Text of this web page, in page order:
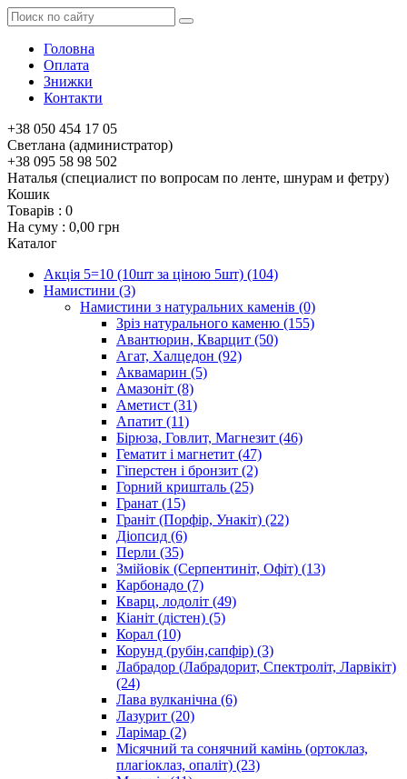
Головна
Оплата
Знижки
Контакти
+38 050 454 17 05
Светлана (администратор)
+38 095 58 98 502
Наталья (специалист по вопросам по ленте, шнурам и фетру)
Кошик
Товарів : 0
На суму : 0,00 грн
Каталог
Акція 5=10 (10шт за ціною 5шт) (104)
Намистини (3)
Намистини з натуральних каменів (0)
Зріз натурального каменю (155)
Авантюрин, Кварцит (50)
Агат, Халцедон (92)
Аквамарин (5)
Амазоніт (8)
Аметист (31)
Апатит (11)
Бірюза, Говлит, Магнезит (46)
Гематит і магнетит (47)
Гіперстен і бронзит (2)
Горний кришталь (25)
Гранат (15)
Граніт (Порфір, Унакіт) (22)
Діопсид (6)
Перли (35)
Змійовік (Серпентиніт, Офіт) (13)
Карбонадо (7)
Кварц, лодоліт (49)
Кіаніт (дістен) (5)
Корал (10)
Корунд (рубін,сапфір) (3)
Лабрадор (Лабрадорит, Спектроліт, Ларвікіт)
(24)
Лава вулканічна (6)
Лазурит (20)
Ларімар (2)
Місячний та сонячний камінь (ортоклаз,
плагіоклаз, опаліт) (23)